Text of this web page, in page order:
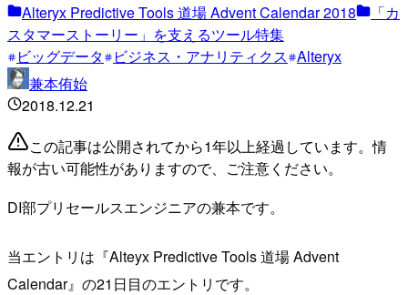
Alteryx Predictive Tools 道場 Advent Calendar 2018
「カ
スタマーストーリー」を支えるツール特集
ビッグデータ
ビジネス・アナリティクス Alteryx
兼本侑始
2018.12.21
この記事は公開されてから1年以上経過しています。情
報が古い可能性がありますので、ご注意ください。
DI部プリセールスエンジニアの兼本です。
当エントリは『Alteyx Predictive Tools 道場 Advent
Calendar』の21日目のエントリです。